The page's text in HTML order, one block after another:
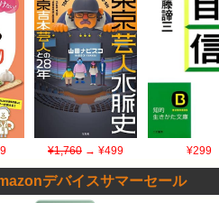
¥1,760 → ¥499 ¥299
デバイスサマーセール